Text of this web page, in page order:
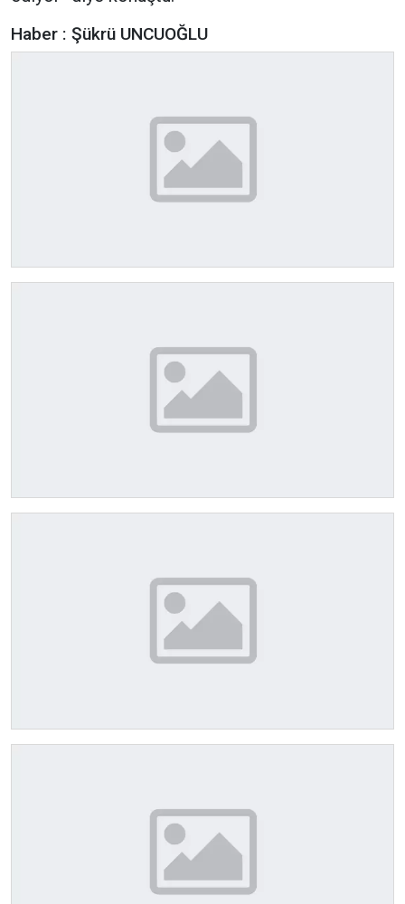
Haber : Şükrü UNCUOĞLU